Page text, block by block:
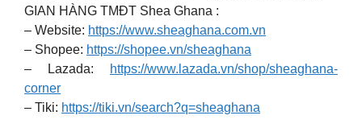
GIAN HÀNG TMĐT Shea Ghana :
– Website: https://www.sheaghana.com.vn
– Shopee: https://shopee.vn/sheaghana
– Lazada:
https://www.lazada.vn/shop/sheaghana-
corner
– Tiki: https://tiki.vn/search?q=sheaghana